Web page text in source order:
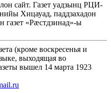
сайт. Газет уадзынц РЦИ-
Хицауад, паддзахадон
газет «Рæстдзинад»-ы
(кроме воскресенья и
выходящая во
вышел 14 марта 1923